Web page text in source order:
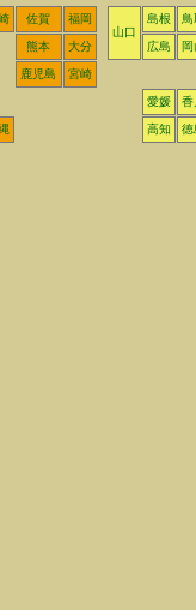
佐賀
福岡
山口
島根
鳥
熊本 大分 広島 岡
鹿児島 宮崎
愛媛 香
高知 徳